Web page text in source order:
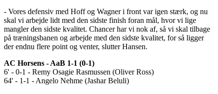
- Vores defensiv med Hoff og Wagner i front var igen stærk, og nu
skal vi arbejde lidt med den sidste finish foran mål, hvor vi lige
mangler den sidste kvalitet. Chancer har vi nok af, så vi skal tilbage
på træningsbanen og arbejde med den sidste kvalitet, for så ligger
der endnu flere point og venter, slutter Hansen.
AC Horsens - AaB 1-1 (0-1)
6' - 0-1 - Remy Osagie Rasmussen (Oliver Ross)
64' - 1-1 - Angelo Nehme (Jashar Beluli)